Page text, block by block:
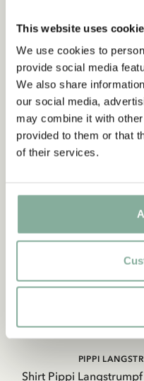
This website uses
We use cookies to
provide social media
We also share
our social media,
may combine it with
provided to them or that
of their services.
NEU
Shirt Pippi
PIPPI